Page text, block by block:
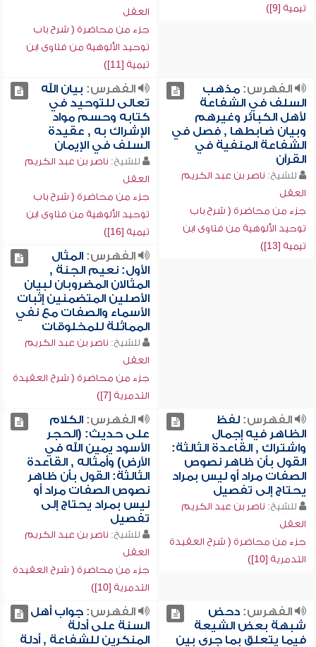
تيمية [9])
العقل
جزء من محاضرة ( شرح باب
توحيد الألوهية من فتاوى ابن
تيمية [11])
الفهرس:مذهب
السلف في الشفاعة
لأهل الكبائر وغيرهم
وبيان ضابطها , فصل في
الشفاعة المنفية في
القرآن
للشيخ: ناصر بن عبد الكريم
العقل
جزء من محاضرة ( شرح باب
توحيد الألوهية من فتاوى ابن
تيمية [13])
الفهرس: بيان الله
تعالى للتوحيد في
كتابه وحسم مواد
الإشراك به , عقيدة
السلف في الإيمان
للشيخ: ناصر بن عبد الكريم
العقل
جزء من محاضرة ( شرح باب
توحيد الألوهية من فتاوى ابن
تيمية [16])
الفهرس:المثال
الأول: نعيم الجنة ,
المثالان المضروبان لبيان
الأصلين المتضمنين إثبات
الأسماء والصفات مع نفي
المماثلة للمخلوقات
للشيخ: ناصر بن عبد الكريم
العقل
جزء من محاضرة ( شرح العقيدة
التدمرية [7])
الفهرس:لفظ
الظاهر فيه إجمال
واشتراك , القاعدة الثالثة:
القول بأن ظاهر نصوص
الصفات مراد أو ليس بمراد
يحتاج إلى تفصيل
للشيخ: ناصر بن عبد الكريم
العقل
جزء من محاضرة ( شرح العقيدة
التدمرية [10])
الفهرس:الكلام
على حديث: (الحجر
الأسود يمين الله في
الأرض) وأمثاله , القاعدة
الثالثة: القول بأن ظاهر
نصوص الصفات مراد أو
ليس بمراد يحتاج إلى
تفصيل
للشيخ: ناصر بن عبد الكريم
العقل
جزء من محاضرة ( شرح العقيدة
التدمرية [10])
الفهرس:دحض
شبهة بعض الشيعة
فيما يتعلق بما جرى بين
الفهرس:جواب أهل
السنة على أدلة
المنكرين للشفاعة , أدلة